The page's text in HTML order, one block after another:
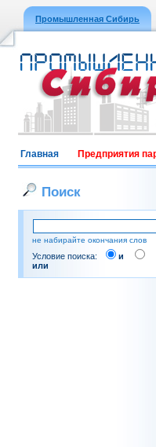
Промышленная Сибирь
Главная Предприятия
Поиск
не набирайте окончания слов
Условие поиска:
и
или